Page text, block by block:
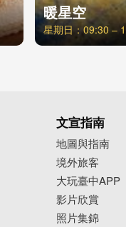
暖星空
星期日：09:30 –
文宣指南
地圖與指南
境外旅客
大玩臺中APP
影片欣賞
照片集錦